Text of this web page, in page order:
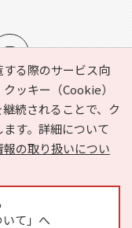
る際のサービス向
ッキー（Cookie）
続されることで、ク
す。詳細について
報の取り扱いについ
いて」へ
り
ヘルプ
運営会社
問い合わせ